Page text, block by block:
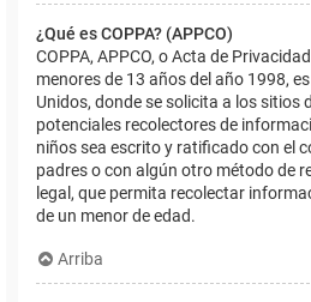
¿Qué es COPPA? (APPCO)
COPPA, APPCO, o Acta de
menores de 13 años del año 1998,
Unidos, donde se solicita a los sitios
potenciales recolectores de
niños sea escrito y ratificado con el
padres o con algún otro método de
legal, que permita recolectar
de un menor de edad.
Arriba